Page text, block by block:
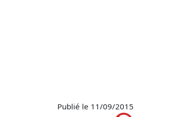
Publié le 11/09/2015